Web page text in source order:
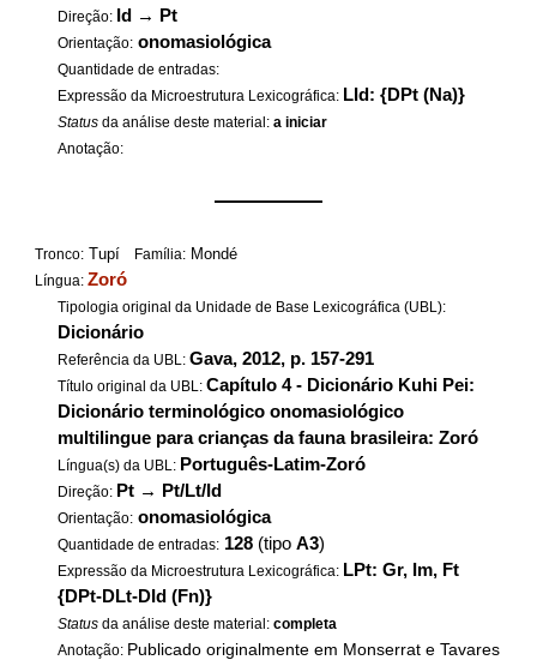
Direção: Id → Pt
Orientação: onomasiológica
Quantidade de entradas:
Expressão da Microestrutura Lexicográfica: LId: {DPt (Na)}
Status da análise deste material:a iniciar
Anotação:
——————
Tronco: Tupí Família: Mondé
Língua:Zoró
Tipologia original da Unidade de Base Lexicográfica (UBL):
Dicionário
Referência da UBL:Gava, 2012, p. 157-291
Título original da UBL:Capítulo 4 - Dicionário Kuhi Pei:
Dicionário terminológico onomasiológico
multilingue para crianças da fauna brasileira: Zoró
Língua(s) da UBL: Português-Latim-Zoró
Direção: Pt → Pt/Lt/Id
Orientação: onomasiológica
Quantidade de entradas: 128 (tipoA3)
Expressão da Microestrutura Lexicográfica: LPt: Gr, Im, Ft
{DPt-DLt-DId (Fn)}
Status da análise deste material:completa
Anotação: Publicado originalmente em Monserrat e Tavares